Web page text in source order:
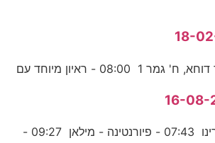
06:00 - יובנטוס - טורינו 07:43 - פיורנטינה - מילאן 09:27 -